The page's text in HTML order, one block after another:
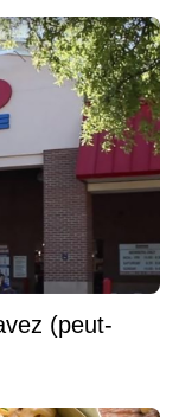
(peut-